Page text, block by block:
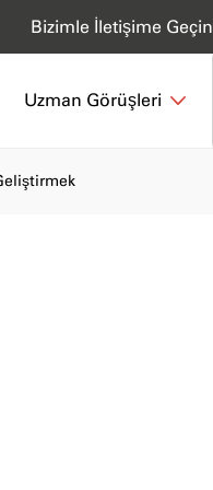
Uzman Görüşleri
Bizimle İletişime Geçin